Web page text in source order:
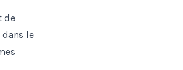
de
dans le